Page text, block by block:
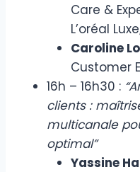
Care &
L’oréal
Caroline
Customer
16h – 16h30 :
clients :
multicanale
optimal”
Yassine